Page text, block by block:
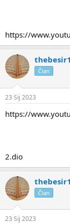
https://
thebesir1
Član
23 Sij 2023
https://
2.dio
thebesir1
Član
23 Sij 2023